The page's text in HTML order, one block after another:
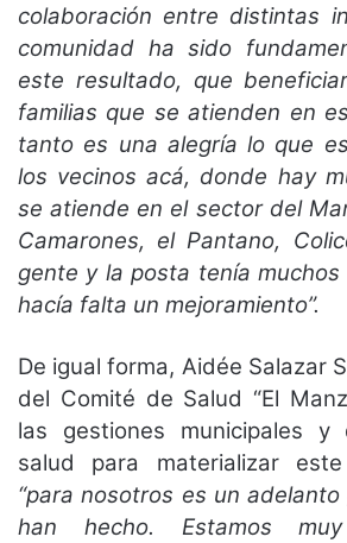
colaboración entre distintas
comunidad ha sido
este resultado, que
familias que se atienden en
tanto es una alegría lo que
los vecinos acá, donde hay
se atiende en el sector del
Camarones, el Pantano,
gente y la posta tenía muchos
hacía falta un mejoramiento”.
De igual forma, Aidée Salazar
del Comité de Salud “El
las gestiones municipales
salud para materializar
“para nosotros es un
han hecho. Estamos